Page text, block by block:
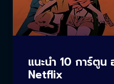
แนะนำ 10 การ์ตูน
Netflix